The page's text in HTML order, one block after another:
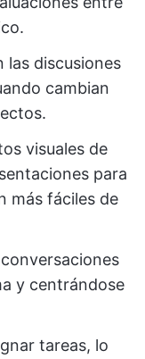
las discusiones
cambian
visuales de
para
más fáciles de
y centrándose
tareas, lo